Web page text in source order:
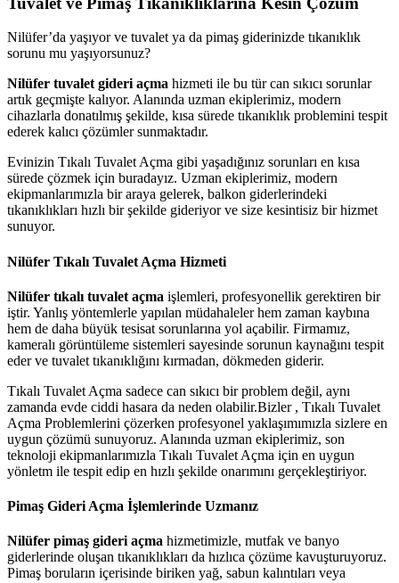
Nilüfer’da yaşıyor ve tuvalet ya da pimaş giderinizde tıkanıklık
sorunu mu yaşıyorsunuz?
Nilüfer tuvalet gideri açma hizmeti ile bu tür can sıkıcı sorunlar
artık geçmişte kalıyor. Alanında uzman ekiplerimiz, modern
cihazlarla donatılmış şekilde, kısa sürede tıkanıklık problemini tespit
ederek kalıcı çözümler sunmaktadır.
Evinizin Tıkalı Tuvalet Açma gibi yaşadığınız sorunları en kısa
sürede çözmek için buradayız. Uzman ekiplerimiz, modern
ekipmanlarımızla bir araya gelerek, balkon giderlerindeki
tıkanıklıkları hızlı bir şekilde gideriyor ve size kesintisiz bir hizmet
sunuyor.
Nilüfer Tıkalı Tuvalet Açma Hizmeti
Nilüfer tıkalı tuvalet açma işlemleri, profesyonellik gerektiren bir
iştir. Yanlış yöntemlerle yapılan müdahaleler hem zaman kaybına
hem de daha büyük tesisat sorunlarına yol açabilir. Firmamız,
kameralı görüntüleme sistemleri sayesinde sorunun kaynağını tespit
eder ve tuvalet tıkanıklığını kırmadan, dökmeden giderir.
Tıkalı Tuvalet Açma sadece can sıkıcı bir problem değil, aynı
zamanda evde ciddi hasara da neden olabilir.Bizler , Tıkalı Tuvalet
Açma Problemlerini çözerken profesyonel yaklaşımımızla sizlere en
uygun çözümü sunuyoruz. Alanında uzman ekiplerimiz, son
teknoloji ekipmanlarımızla Tıkalı Tuvalet Açma için en uygun
yönletm ile tespit edip en hızlı şekilde onarımını gerçekleştiriyor.
Pimaş Gideri Açma İşlemlerinde Uzmanız
Nilüfer pimaş gideri açma hizmetimizle, mutfak ve banyo
giderlerinde oluşan tıkanıklıkları da hızlıca çözüme kavuşturuyoruz.
Pimaş boruların içerisinde biriken yağ, sabun kalıntıları veya